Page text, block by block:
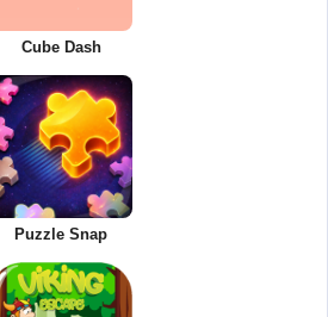
Cube Dash
Puzzle Snap